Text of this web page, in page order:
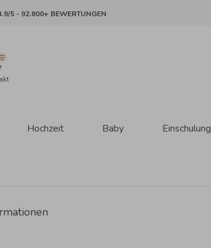
5 - 92.800+ BEWERTUNGEN
Hochzeit Baby Einschulung